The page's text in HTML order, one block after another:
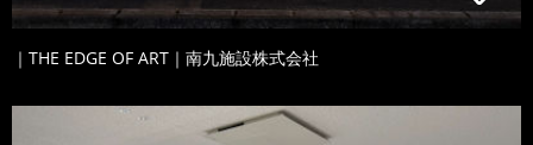
｜THE EDGE OF ART｜南九施設株式会社